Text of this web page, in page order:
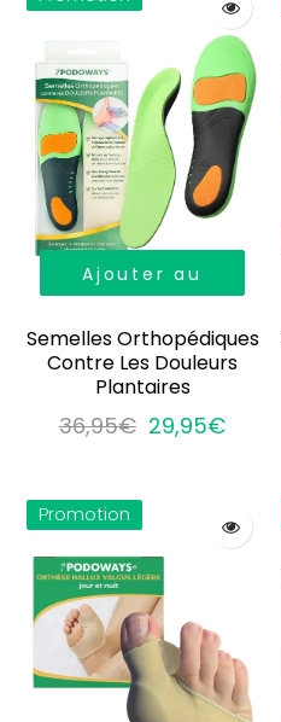
Ajouter au
Semelles Orthopédiques
Contre Les Douleurs
Plantaires
36,95€ 29,95€
Promotion